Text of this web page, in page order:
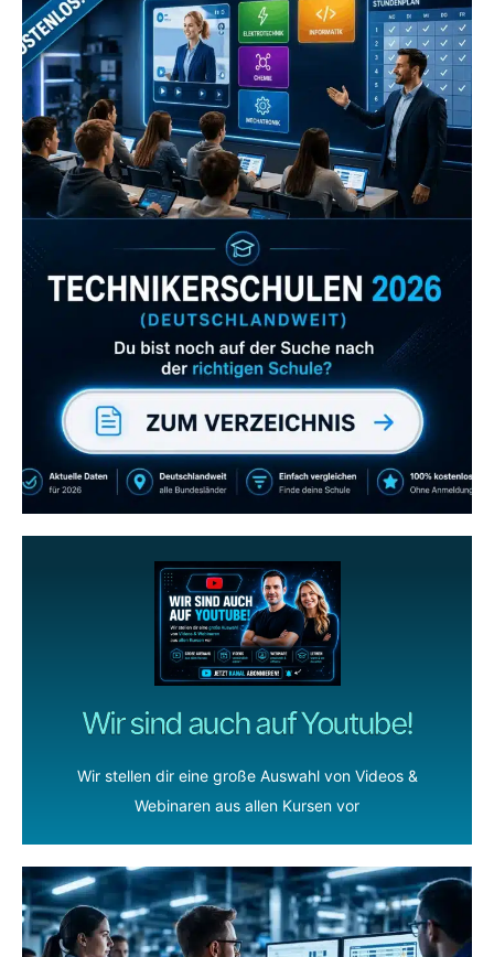
Zum Verzeichnis
Wir sind auch auf Youtube!
Wir stellen dir eine große Auswahl von Videos &
Webinaren aus allen Kursen vor
Abonniere uns auch
gerne
wenn dir unsere Videos gefallen!
ZUM YOUTUBE KANAL